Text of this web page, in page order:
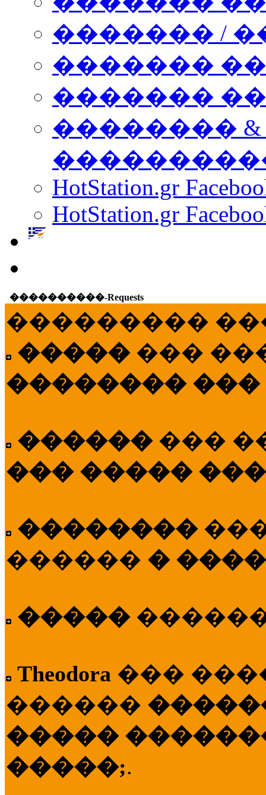
������� /
�������
������� ���
��������
HotStation.gr
HotStation.gr
����������-Requests
���������
����� ���
�������� ���
������ ���
��� �����
��������
������ �
�����
Theodora ���
������
�����
�����;.